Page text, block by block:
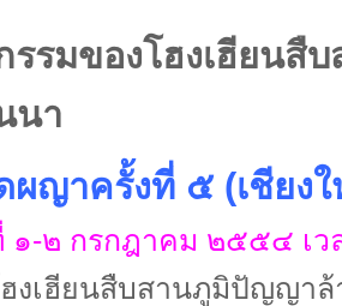
รรมของโฮงเฮียน
นา
ผญาครั้งที่ ๕ (เชียง
๑-๒ กรกฎาคม ๒๕๕๔ เว
งเฮียนสืบสานภูมิปัญญาล้